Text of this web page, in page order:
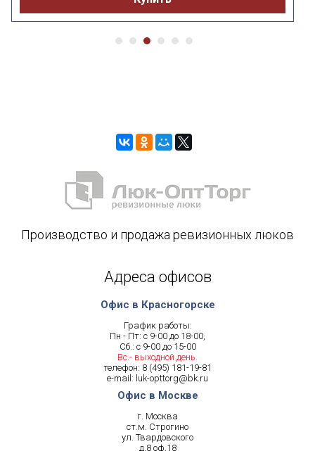
Производство и продажа ревизионных люков
Адреса офисов
Офис в Красногорске
График работы:
Пн - Пт: с 9-00 до 18-00,
Сб.: с 9-00 до 15-00
Вс.- выходной день.
телефон: 8 (495) 181-19-81
e-mail: luk-opttorg@bk.ru
Офис в Москве
г. Москва
ст.м. Строгино
ул. Твардовского
д.8 оф.18